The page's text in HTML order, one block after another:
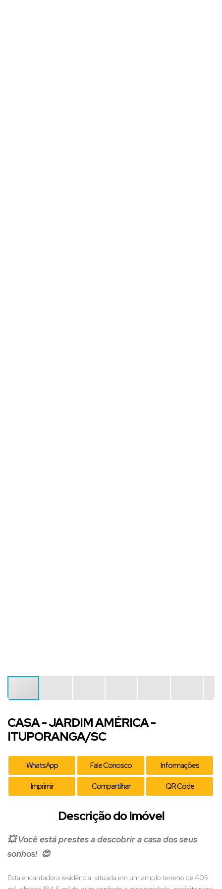
CASA - JARDIM AMÉRICA -
ITUPORANGA/SC
WhatsApp Fale Conosco Informações
Imprimir Compartilhar QR Code
Descrição do Imóvel
💥Você está prestes a descobrir a casa dos seus
sonhos! 😍
Esta encantadora residência, situada em um amplo terreno de 405